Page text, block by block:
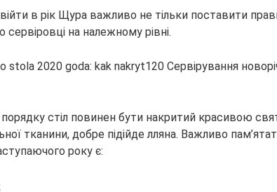
в рік Щура важливо не тільки поставити
сервіровці на належному рівні.
стіл повинен бути накритий красивою
тканини, добре підійде лляна. Важливо
року є: